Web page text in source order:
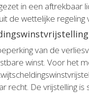
in een aftrekbaar
de wettelijke
van de
winst. Voor het
recht. De vrijstelling